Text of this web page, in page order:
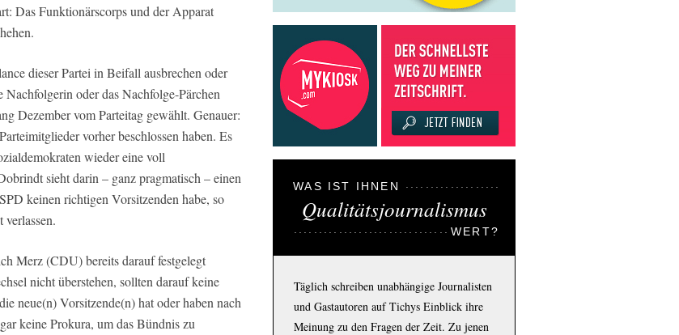
Das Funktionärscorps und der Apparat
dieser Partei in Beifall ausbrechen oder
oder das Nachfolge-Pärchen
Dezember vom Parteitag gewählt. Genauer:
vorher beschlossen haben. Es
wieder eine voll
sieht darin – ganz pragmatisch – einen
keinen richtigen Vorsitzenden habe, so
Merz (CDU) bereits darauf festgelegt
nicht überstehen, sollten darauf keine
neue(n) Vorsitzende(n) hat oder haben nach
keine Prokura, um das Bündnis zu
WAS IST IHNEN
Qualitätsjournalismus
WERT?
Täglich schreiben unabhängige Journalisten
und Gastautoren auf Tichys Einblick ihre
Meinung zu den Fragen der Zeit. Zu jenen